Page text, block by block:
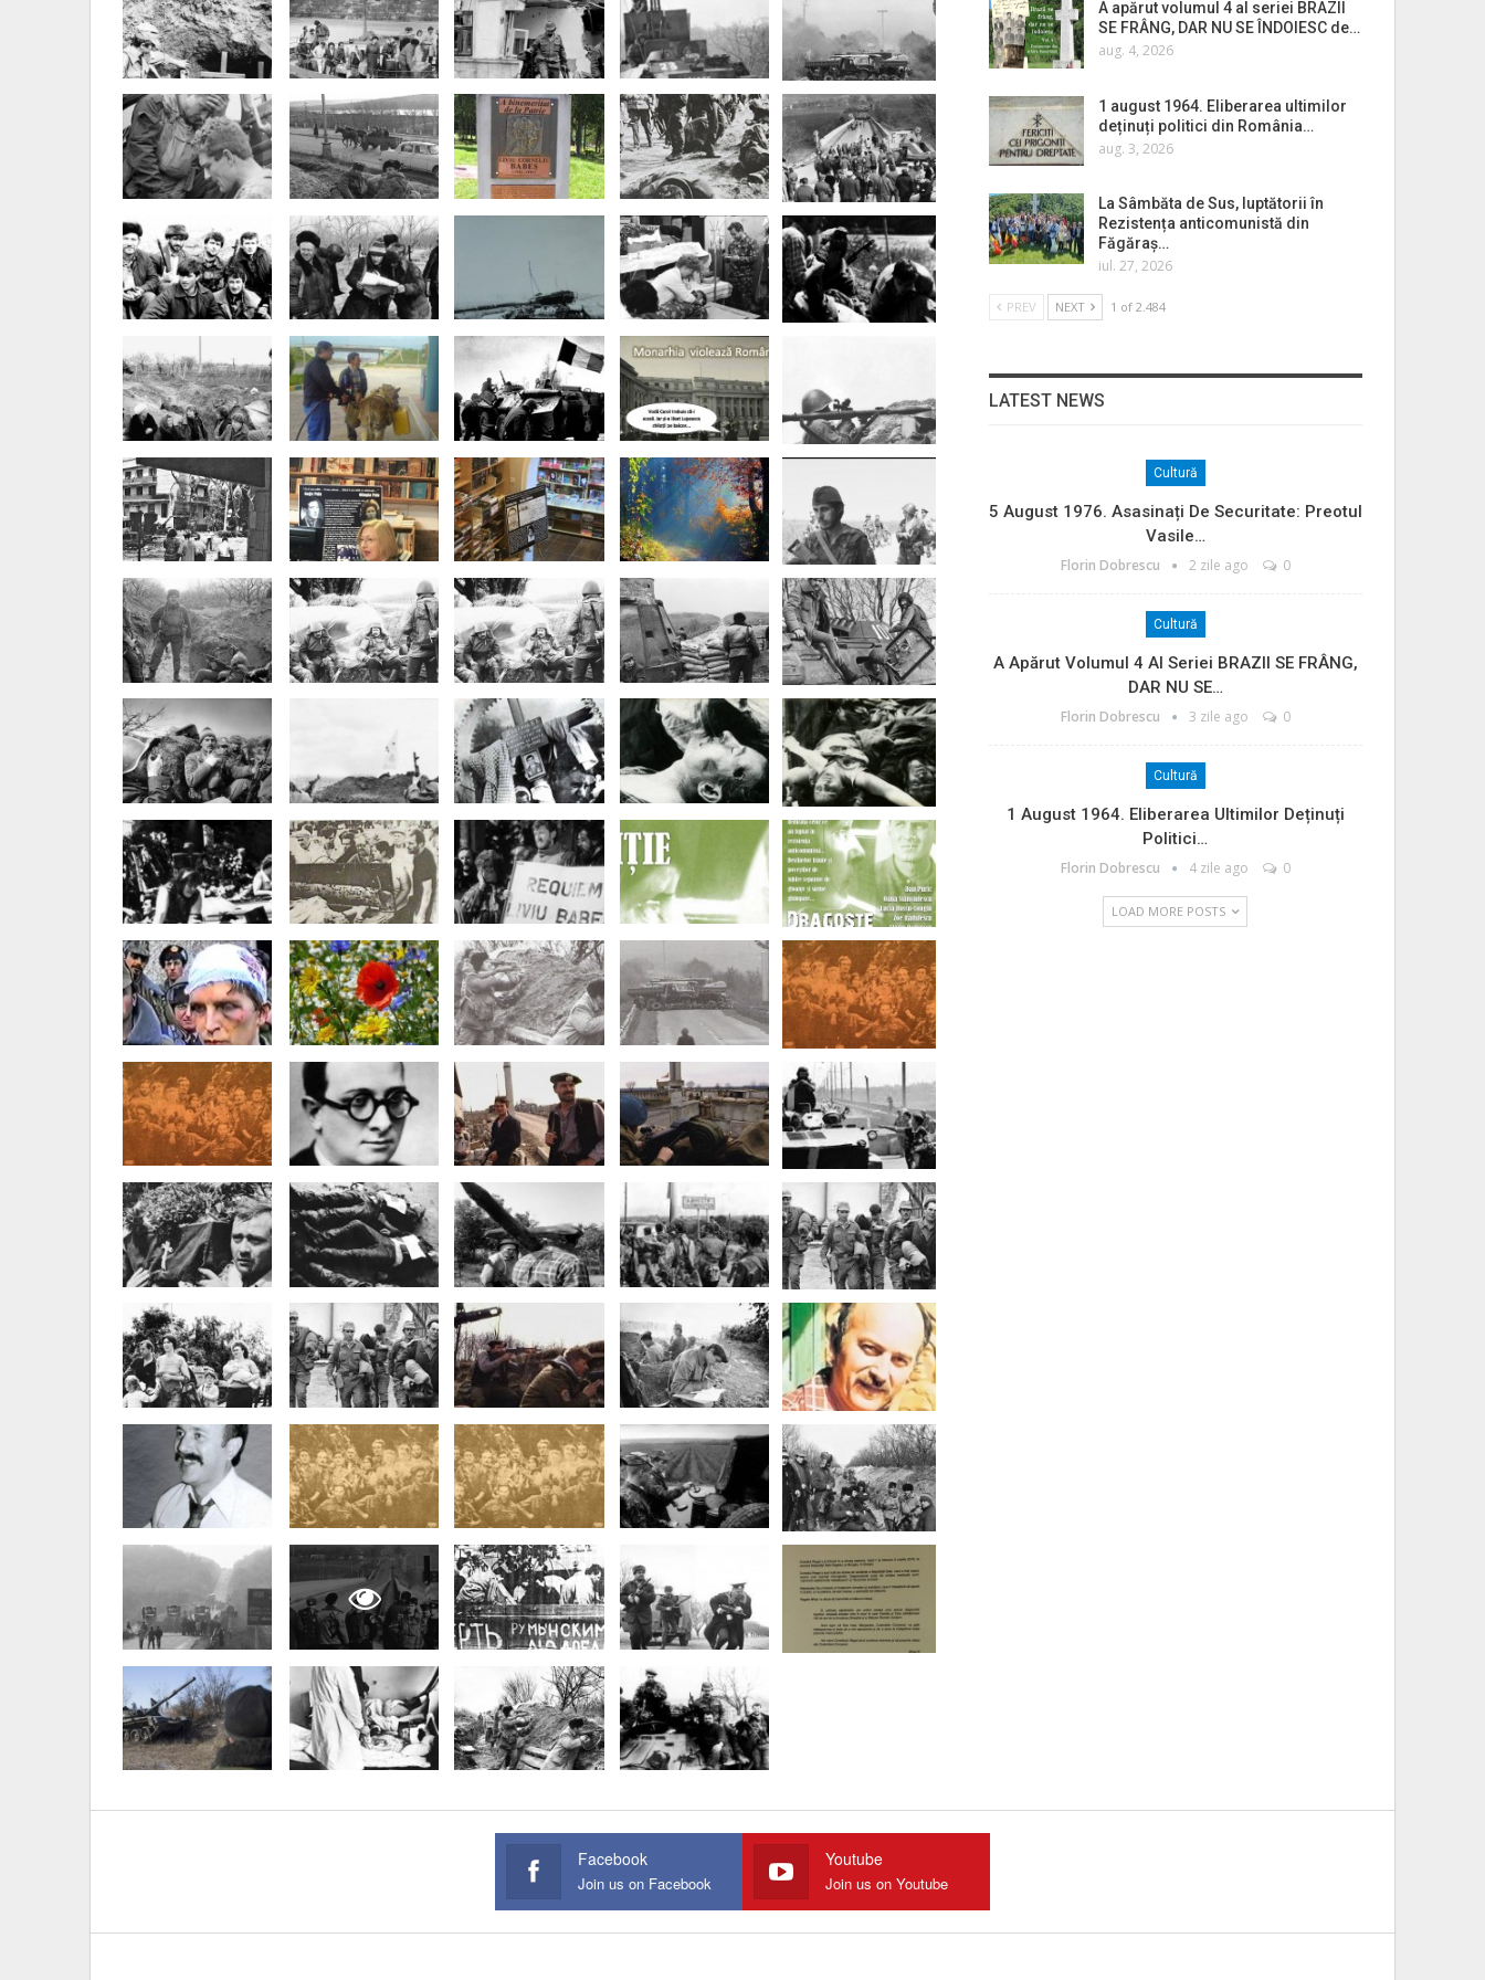
A apărut volumul 4 al seriei BRAZII
SE FRÂNG, DAR NU SE ÎNDOIESC de…
aug. 4, 2026
1 august 1964. Eliberarea ultimilor
deținuți politici din România…
aug. 3, 2026
La Sâmbăta de Sus, luptătorii în
Rezistența anticomunistă din
Făgăraș…
iul. 27, 2026
PREV NEXT 1 of 2.484
LATEST NEWS
Cultură
5 August 1976. Asasinați De Securitate: Preotul
Vasile…
Florin Dobrescu 2 zile ago 0
Cultură
A Apărut Volumul 4 Al Seriei BRAZII SE FRÂNG,
DAR NU SE…
Florin Dobrescu 3 zile ago 0
Cultură
1 August 1964. Eliberarea Ultimilor Deținuți
Politici…
Florin Dobrescu 4 zile ago 0
LOAD MORE POSTS
Facebook
Join us on Facebook
Youtube
Join us on Youtube